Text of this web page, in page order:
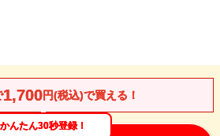
1,700円(税込)で買える！
かんたん30秒登録！